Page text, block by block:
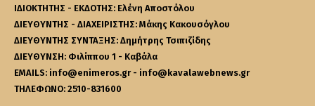
ΙΔΙΟΚΤΗΤΗΣ - ΕΚΔΟΤΗΣ: Ελένη Αποστόλου
ΔΙΕΥΘΥΝΤΗΣ - ΔΙΑΧΕΙΡΙΣΤΗΣ: Μάκης Κακουσόγλου
ΔΙΕΥΘΥΝΤΗΣ ΣΥΝΤΑΞΗΣ: Δημήτρης Τσιπιζίδης
ΔΙΕΥΘΥΝΣΗ: Φιλίππου 1 - Καβάλα
EMAILS: info@enimeros.gr - info@kavalawebnews.gr
ΤΗΛΕΦΩΝΟ: 2510-831600